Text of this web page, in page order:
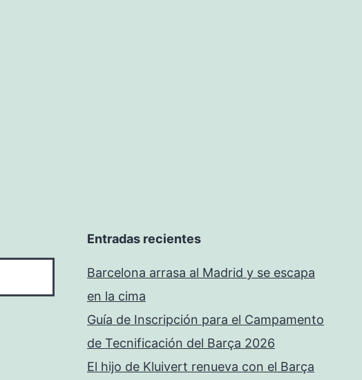
Entradas recientes
Barcelona arrasa al Madrid y se escapa
en la cima
Guía de Inscripción para el Campamento
de Tecnificación del Barça 2026
El hijo de Kluivert renueva con el Barça